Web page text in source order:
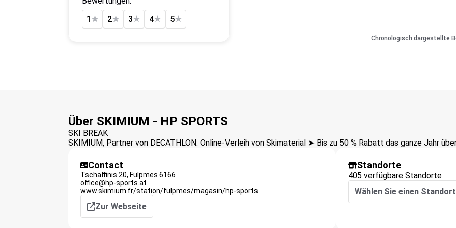
1 ★ 2★ 3★ 4★ 5★
Chronologisch dargestellte
Über SKIMIUM - HP SPORTS
SKI BREAK
SKIMIUM, Partner von DECATHLON: Online-Verleih von Skimaterial ➤ Bis zu 50 % Rabatt das ganze Jahr
Contact
Tschaffinis 20, Fulpmes 6166
office@hp-sports.at
www.skimium.fr/station/fulpmes/magasin/hp-sports
Zur Webseite
Standorte
405 verfügbare Standorte
Wählen Sie einen Standort